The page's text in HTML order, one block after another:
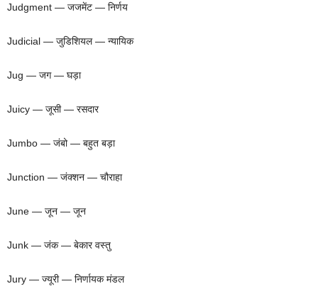
Judgment — जजमेंट — निर्णय
Judicial — जुडिशियल — न्यायिक
Jug — जग — घड़ा
Juicy — जूसी — रसदार
Jumbo — जंबो — बहुत बड़ा
Junction — जंक्शन — चौराहा
June — जून — जून
Junk — जंक — बेकार वस्तु
Jury — ज्यूरी — निर्णायक मंडल